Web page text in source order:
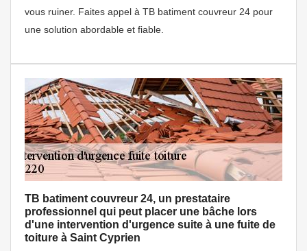
vous ruiner. Faites appel à TB batiment couvreur 24 pour
une solution abordable et fiable.
TB batiment couvreur 24, un prestataire
professionnel qui peut placer une bâche lors
d'une intervention d'urgence suite à une fuite de
toiture à Saint Cyprien